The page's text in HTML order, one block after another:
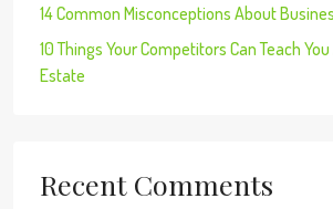
14 Common Misconceptions About
10 Things Your Competitors Can Teach
Estate
Recent Comments